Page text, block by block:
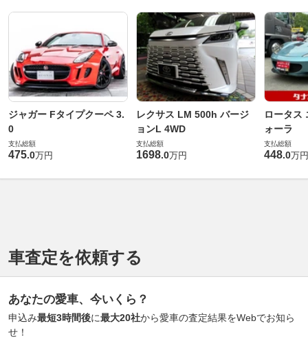
ジャガー Fタイプクーペ 3.
0
支払総額
475.0万円
レクサス LM 500h バージ
ョンL 4WD
支払総額
1698.0万円
ロータス
ォーラ
支払総額
448.0万円
車査定を依頼する
あなたの愛車、今いくら？
申込み最短3時間後に最大20社から愛車の査定結果をWebでお知ら
せ！